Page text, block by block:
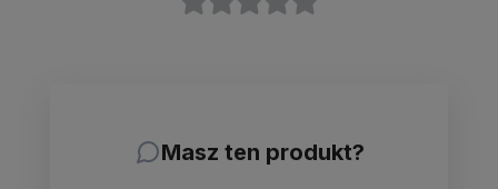
Masz ten produkt?